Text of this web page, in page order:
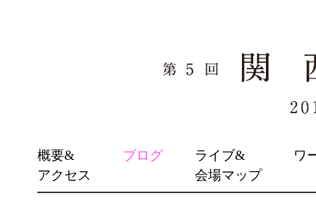
TO
CONTENT
概要&
アクセス
ブログ
ライブ&
会場マップ
ワ